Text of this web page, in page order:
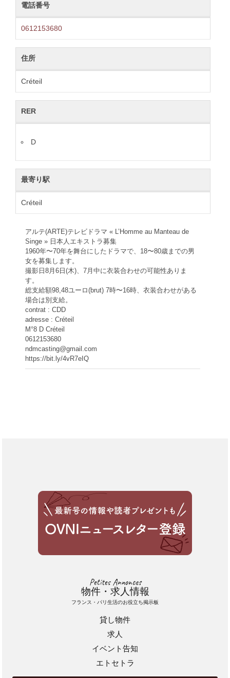
電話番号
0612153680
住所
Créteil
RER
D
最寄り駅
Créteil
アルテ(ARTE)テレビドラマ « L’Homme au Manteau de
Singe » 日本人エキストラ募集
1960年〜70年を舞台にしたドラマで、18〜80歳までの男
女を募集します。
撮影日8月6日(木)、7月中に衣装合わせの可能性ありま
す。
総支給額98,48ユーロ(brut) 7時〜16時、衣装合わせがある
場合は別支給。
contrat : CDD
adresse : Créteil
M°8 D Créteil
0612153680
ndmcasting@gmail.com
https://bit.ly/4vR7eIQ
Petites Annonces
物件・求人情報
フランス・パリ生活のお役立ち掲示板
貸し物件
求人
イベント告知
エトセトラ